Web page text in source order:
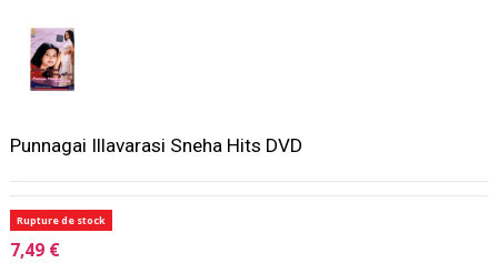
Punnagai Illavarasi Sneha Hits DVD
Rupture de stock
7,49 €